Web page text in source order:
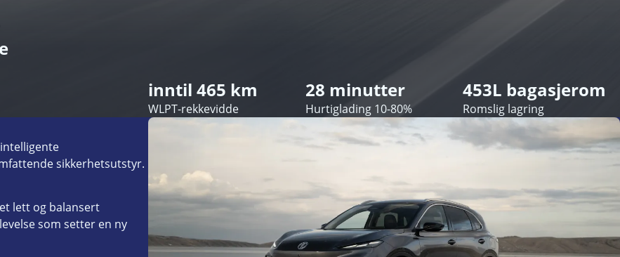
inntil 465 km
WLPT-rekkevidde
28 minutter
Hurtiglading 10-80%
453L bagasjerom
Romslig lagring
sikkerhetsutstyr.
lett og balansert
som setter en ny